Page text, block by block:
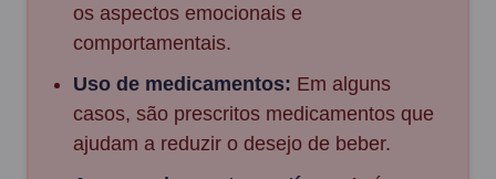
os aspectos emocionais e
comportamentais.
Uso de medicamentos: Em alguns
casos, são prescritos medicamentos que
ajudam a reduzir o desejo de beber.